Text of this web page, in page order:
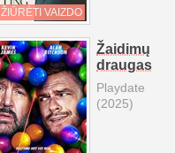
ŽIŪRĖTI VAIZDO
Žaidimų
draugas
Playdate
(2025)